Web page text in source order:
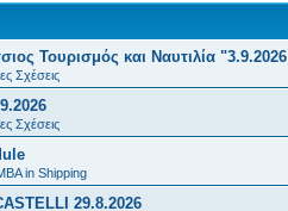
Τουρισμός και Ναυτιλία "3.9.2026
Σχέσεις
Σχέσεις
in Shipping
29.8.2026